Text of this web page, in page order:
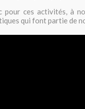
pour ces activités, à
qui font partie de